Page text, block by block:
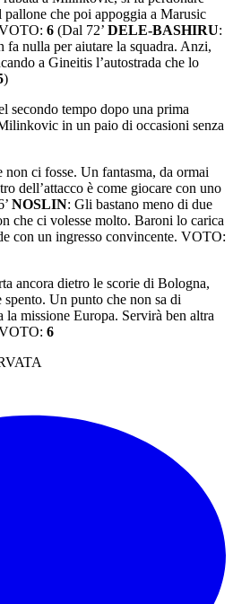
pallone che poi appoggia a Marusic
6 (Dal 72’ DELE-BASHIRU:
fa nulla per aiutare la squadra. Anzi,
a Gineitis l’autostrada che lo
)
secondo tempo dopo una prima
in un paio di occasioni senza
non ci fosse. Un fantasma, da ormai
dell’attacco è come giocare con uno
NOSLIN: Gli bastano meno di due
che ci volesse molto. Baroni lo carica
con un ingresso convincente. VOTO:
ancora dietro le scorie di Bologna,
Un punto che non sa di
la missione Europa. Servirà ben altra
6